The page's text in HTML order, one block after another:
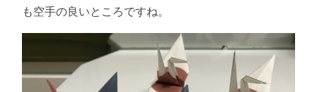
も空手の良いところですね。